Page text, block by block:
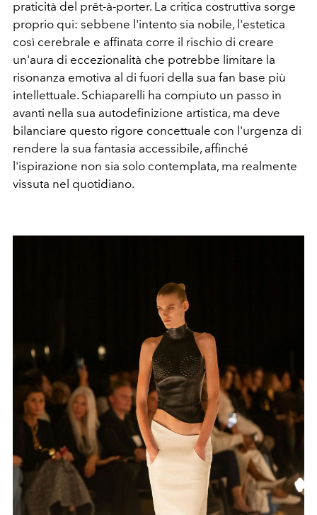
praticità del prêt-à-porter. La critica costruttiva sorge
proprio qui: sebbene l'intento sia nobile, l'estetica
così cerebrale e affinata corre il rischio di creare
un'aura di eccezionalità che potrebbe limitare la
risonanza emotiva al di fuori della sua fan base più
intellettuale. Schiaparelli ha compiuto un passo in
avanti nella sua autodefinizione artistica, ma deve
bilanciare questo rigore concettuale con l'urgenza di
rendere la sua fantasia accessibile, affinché
l'ispirazione non sia solo contemplata, ma realmente
vissuta nel quotidiano.